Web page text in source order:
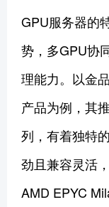
GPU服务器的
势，多GPU协
理能力。以金
产品为例，其
列，有着独特
劲且兼容灵活
AMD EPYC